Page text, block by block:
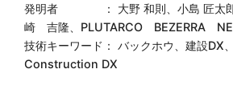
発明者 ： 大野 和則、小島 匠太郎
崎 吉隆、PLUTARCO BEZERRA
技術キーワード： バックホウ、建設DX
Construction DX